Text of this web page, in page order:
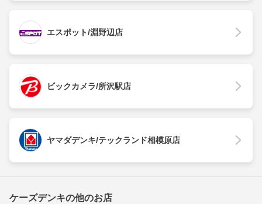
エスポット/淵野辺店
ビックカメラ/所沢駅店
ヤマダデンキ/テックランド相模原店
ケーズデンキの他のお店